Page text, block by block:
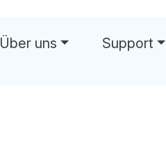
Über uns Support